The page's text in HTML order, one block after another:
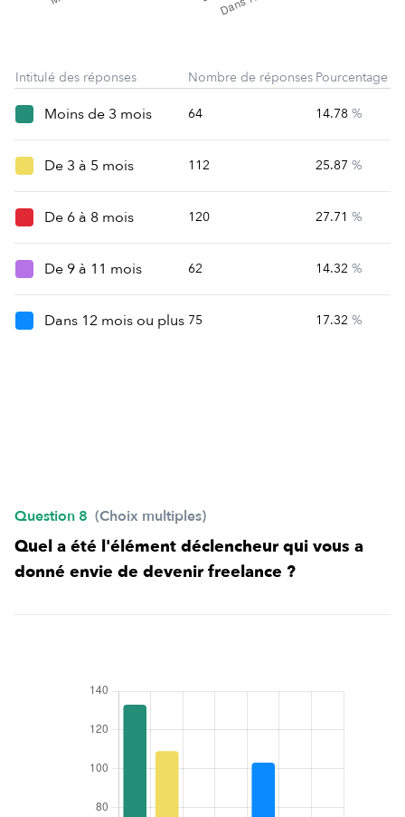
Intitulé des réponses Nombre de réponses Pourcentage
Moins de 3 mois 64 14.78 %
De 3 à 5 mois 112 25.87 %
De 6 à 8 mois 120 27.71 %
De 9 à 11 mois 62 14.32 %
Dans 12 mois ou plus 75 17.32 %
Question 8 (Choix multiples)
Quel a été l'élément déclencheur qui vous a
donné envie de devenir freelance ?